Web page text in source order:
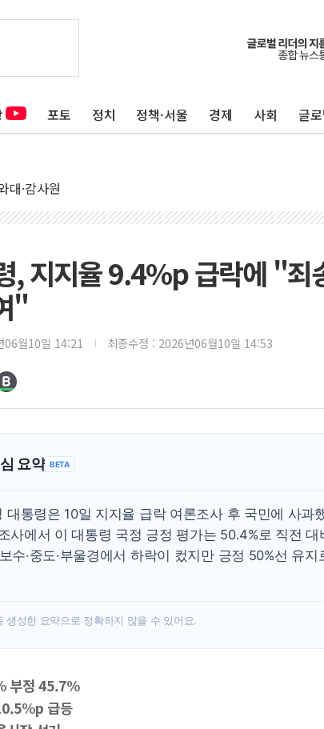
포토 정치 정책·서울 경제 사회 글
대·감사원
, 지지율 9.4%p 급락에 "
"
06월10일 14:21 최종수정 : 2026년06월10일 14:53
요약 BETA
대통령은 10일 지지율 급락 여론조사 후 국민에 사과
사에서 이 대통령 국정 긍정 평가는 50.4%로 직전
수·중도·부울경에서 하락이 컸지만 긍정 50%선 유
생성한 요약으로 정확하지 않을 수 있어요.
부정 45.7%
급등